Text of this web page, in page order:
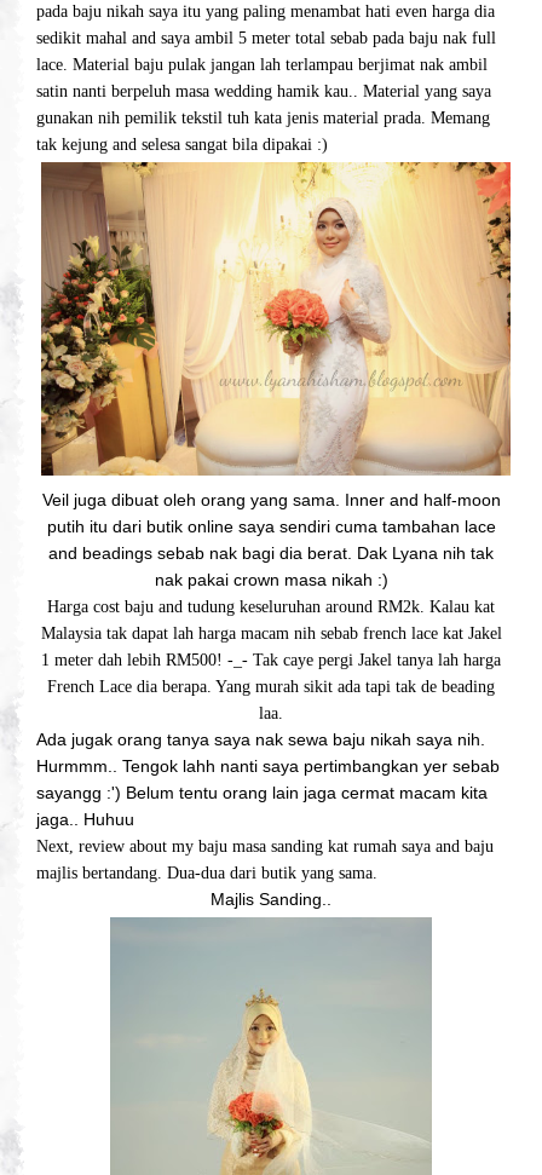
pada baju nikah saya itu yang paling menambat hati even harga dia
sedikit mahal and saya ambil 5 meter total sebab pada baju nak full
lace. Material baju pulak jangan lah terlampau berjimat nak ambil
satin nanti berpeluh masa wedding hamik kau.. Material yang saya
gunakan nih pemilik tekstil tuh kata jenis material prada. Memang
tak kejung and selesa sangat bila dipakai :)
Veil juga dibuat oleh orang yang sama. Inner and half-moon
putih itu dari butik online saya sendiri cuma tambahan lace
and beadings sebab nak bagi dia berat. Dak Lyana nih tak
nak pakai crown masa nikah :)
Harga cost baju and tudung keseluruhan around RM2k. Kalau kat
Malaysia tak dapat lah harga macam nih sebab french lace kat Jakel
1 meter dah lebih RM500! -_- Tak caye pergi Jakel tanya lah harga
French Lace dia berapa. Yang murah sikit ada tapi tak de beading
laa.
Ada jugak orang tanya saya nak sewa baju nikah saya nih.
Hurmmm.. Tengok lahh nanti saya pertimbangkan yer sebab
sayangg :') Belum tentu orang lain jaga cermat macam kita
jaga.. Huhuu
Next, review about my baju masa sanding kat rumah saya and baju
majlis bertandang. Dua-dua dari butik yang sama.
Majlis Sanding..